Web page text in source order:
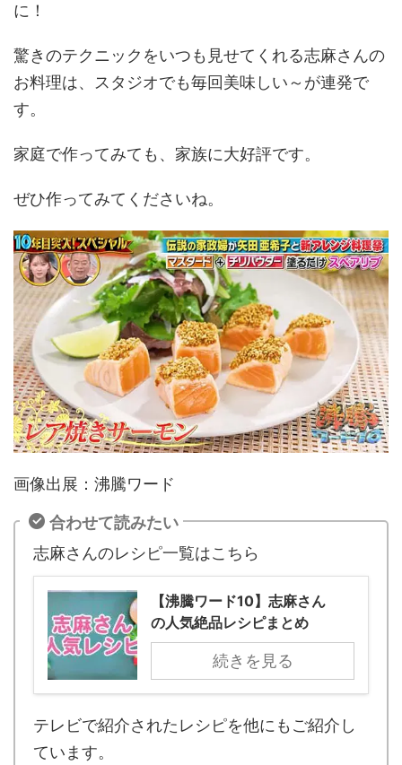
に！
驚きのテクニックをいつも見せてくれる志麻さんの
お料理は、スタジオでも毎回美味しい～が連発で
す。
家庭で作ってみても、家族に大好評です。
ぜひ作ってみてくださいね。
画像出展：沸騰ワード
合わせて読みたい
志麻さんのレシピ一覧はこちら
【沸騰ワード10】志麻さん
の人気絶品レシピまとめ
続きを見る
テレビで紹介されたレシピを他にもご紹介し
ています。